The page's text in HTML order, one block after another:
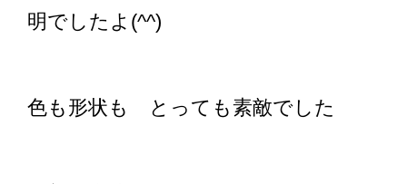
明でしたよ(^^)
色も形状も とっても素敵でした